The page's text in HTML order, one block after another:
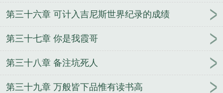
第三十六章 可计入吉尼斯世界纪录的成绩
第三十七章 你是我霞哥
第三十八章 备注坑死人
第三十九章 万般皆下品惟有读书高